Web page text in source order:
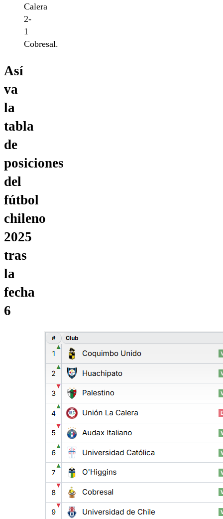
Calera
2-
1
Cobresal.
Así
va
la
tabla
de
posiciones
del
fútbol
chileno
2025
tras
la
fecha
6